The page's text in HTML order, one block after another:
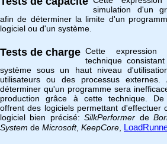
simulation d'un
afin de déterminer la limite d'un
logiciel ou d'un système.
Tests de charge Cette expression
technique
système sous un haut niveau
utilisateurs ou des processus
déterminer qu'un programme sera
production grâce à cette technique. De
offrent des logiciels permettant d'effectuer
logiciel bien précisé:SilkPerformer de
System de Microsoft, KeepCore